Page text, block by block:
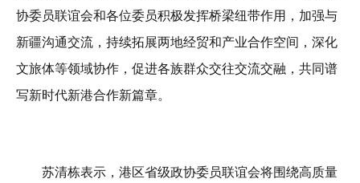
协委员联谊会和各位委员积极发挥桥梁纽带作用，加强与
新疆沟通交流，持续拓展两地经贸和产业合作空间，深化
文旅体等领域协作，促进各族群众交往交流交融，共同谱
写新时代新港合作新篇章。
苏清栋表示，港区省级政协委员联谊会将围绕高质量